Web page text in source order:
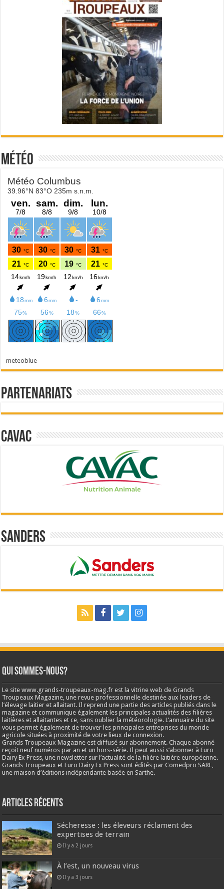
Météo
meteoblue
Partenariats
Cavac
Sanders
Qui sommes-nous?
Le site www.grands-troupeaux-mag.fr est la vitrine web de Grands
Troupeaux Magazine, une revue professionnelle destinée aux leaders de
l’élevage laitier et allaitant. Il reprend une partie des articles publiés dans le
magazine et communique également les principales actualités des filières
laitières et allaitantes et ce, sans oublier la météorologie. L’annuaire du site
vous permet également de trouver les principales entreprises du monde
agricole situées à proximité de votre lieux de connexion.
Grands Troupeaux Magazine est diffusé sur abonnement. Chaque abonné
reçoit neuf numéros par an et un hors-série. Il peut aussi s’abonner à Euro
Dairy Ex Press, une newsletter sur l’actualité de la filière laitière européenne.
Grands Troupeaux et Euro Dairy Ex Press sont édités par Comedpro SARL,
une maison d’éditions indépendante basée en Sarthe.
Articles récents
Sécheresse : les éleveurs réclament des
expertises de terrain
Il y a 2 jours
À l’est, un nouveau virus
Il y a 3 jours